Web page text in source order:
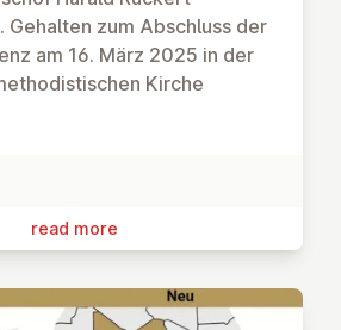
Gehalten zum Abschluss der
am 16. März 2025 in der
Kirche
read more